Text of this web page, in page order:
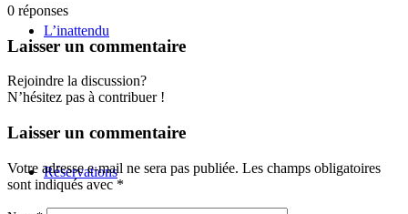
L’inattendu
Réservations
0 réponses
Laisser un commentaire
Rejoindre la discussion?
N’hésitez pas à contribuer !
Laisser un commentaire
Votre adresse e-mail ne sera pas publiée. Les champs obligatoires
sont indiqués avec *